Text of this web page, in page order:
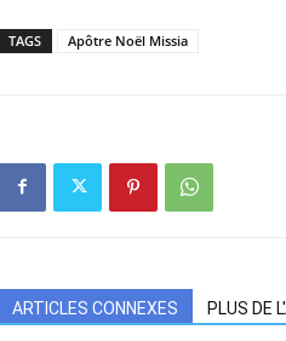
TAGS Apôtre Noël Missia
ARTICLES CONNEXES PLUS DE